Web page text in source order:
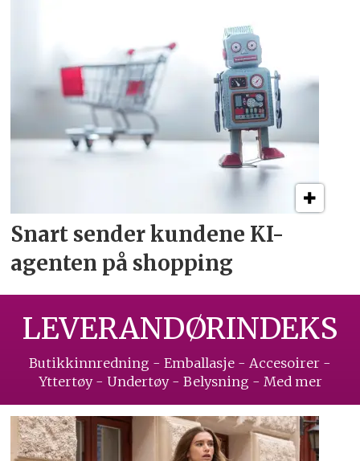
Snart sender kundene KI-
agenten på shopping
LEVERANDØRINDEKS
Butikkinnredning - Emballasje - Accesoirer -
Yttertøy - Undertøy - Belysning - Med mer